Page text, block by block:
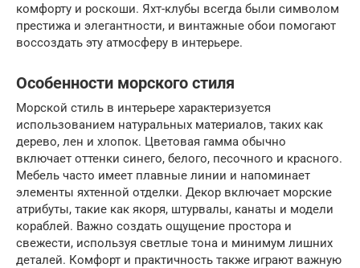
комфорту и роскоши. Яхт-клубы всегда были символом
престижа и элегантности, и винтажные обои помогают
воссоздать эту атмосферу в интерьере.
Особенности морского стиля
Морской стиль в интерьере характеризуется
использованием натуральных материалов, таких как
дерево, лен и хлопок. Цветовая гамма обычно
включает оттенки синего, белого, песочного и красного.
Мебель часто имеет плавные линии и напоминает
элементы яхтенной отделки. Декор включает морские
атрибуты, такие как якоря, штурвалы, канаты и модели
кораблей. Важно создать ощущение простора и
свежести, используя светлые тона и минимум лишних
деталей. Комфорт и практичность также играют важную